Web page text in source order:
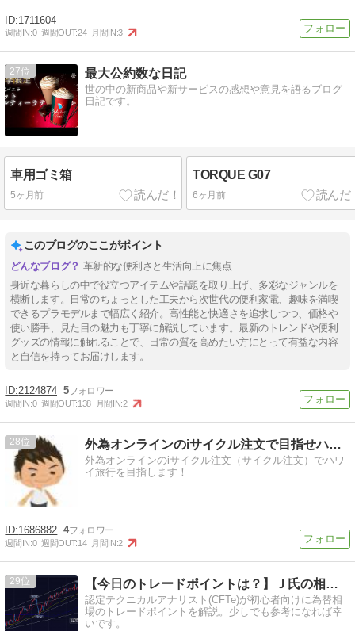
1711604
週間IN:0 週間OUT:24 月間IN:3
27 最大公約数な日記
世の中の新商品や新サービスの感想や意見を語るブログ
日記です。
車用ゴミ箱
5ヶ月前
TORQUE G07
6ヶ月前
このブログのここがポイント
革新的な便利さと生活向上に焦点
身近な暮らしの中で役立つアイテムや話題を取り上げ、多彩なジャンルを
横断します。日常のちょっとした工夫から次世代の便利家電、趣味を満喫
できるプラモデルまで幅広く紹介。高性能と快適さを追求しつつ、価格や
使い勝手、見た目の魅力も丁寧に解説しています。最新のトレンドや便利
グッズの情報に触れることで、日常の質を高めたい方にとって有益な内容
と自信を持ってお届けします。
2124874 5
週間IN:0 週間OUT:138 月間IN:2
28 外為オンラインのiサイクル注文で目指せハワイ旅行
外為オンラインのiサイクル注文（サイクル注文）でハワ
イ旅行を目指します！
1686882 4
週間IN:0 週間OUT:14 月間IN:2
29 【今日のトレードポイントは？】Ｊ氏の相場塾
認定テクニカルアナリスト(CFTe)が初心者向けに為替相
場のトレードポイントを解説。少しでも参考になれば幸
いです。